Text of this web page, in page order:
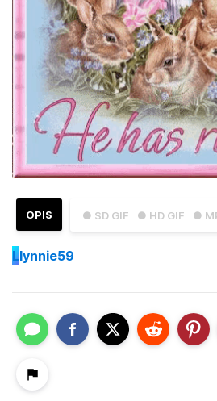
● SD GIF ● HD GIF ●
OPIS
Llynnie59